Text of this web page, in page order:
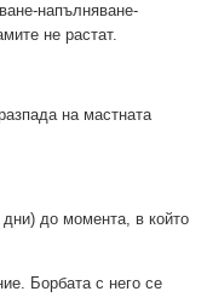
напълняване-
не растат.
на мастната
до момента, в който
Борбата с него се